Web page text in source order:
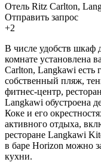
Отель Ritz Carlton,
Отправить запрос
+2
В числе удобств шкаф
комнате установлена
Carlton, Langkawi есть
собственный пляж,
фитнес-центр,
Langkawi обустроена
Коке и его
активного отдыха,
ресторане Langkawi
в баре Horizon можно
кухни.